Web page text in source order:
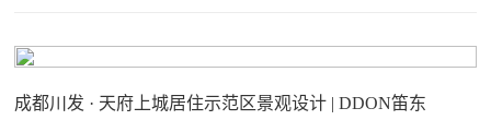
成都川发 · 天府上城居住示范区景观设计 | DDON笛东